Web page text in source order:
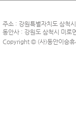
주소 : 강원특별자치도 삼척
동안사 : 강원도 삼척시 미로
Copyright © (사)동안이승